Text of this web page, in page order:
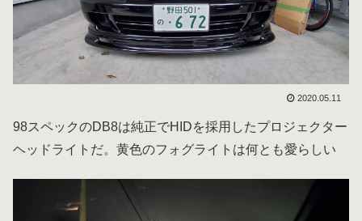
2020.05.11
98スペックのDB8は純正でHIDを採用したプロジェクター
ヘッドライトだ。黄色のフォグライトは何とも愛らしい